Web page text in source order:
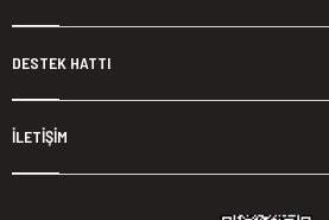
DESTEK HATTI
İLETİŞİM